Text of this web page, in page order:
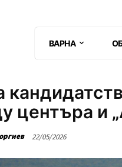
ВАРНА
центъра и
22/05/2026